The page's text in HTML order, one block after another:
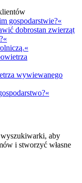
gospodarstwie?«
dobrostan zwierząt
wywiewanego
aby
i stworzyć własne